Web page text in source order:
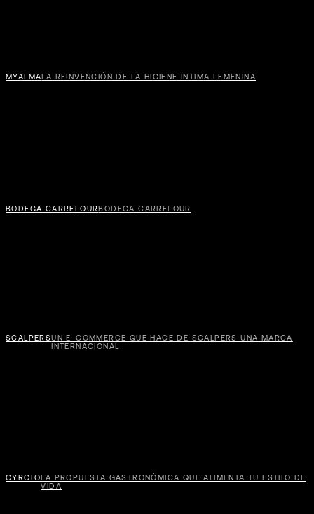
MYALMA LA REINVENCIÓN DE LA HIGIENE ÍNTIMA FEMENINA
CYRCLO
LA PROPUESTA GASTRONÓMICA QUE ALIMENTA TU ESTILO DE
VIDA
BODEGA CARREFOURBODEGA CARREFOUR
SCALPERSUN E-COMMERCE QUE HACE DE SCALPERS UNA MARCA
INTERNACIONAL